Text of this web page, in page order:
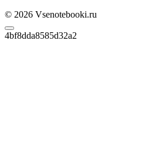
© 2026 Vsenotebooki.ru
4bf8dda8585d32a2